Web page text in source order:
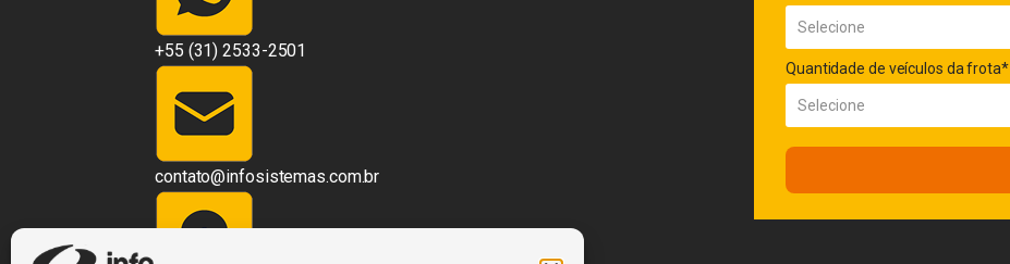
+55 (31) 2533-2501
contato@infosistemas.com.br
Quantidade de veículos da frota*